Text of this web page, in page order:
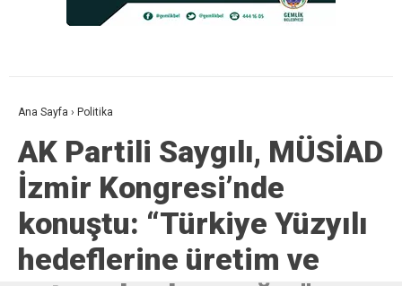
Ana Sayfa › Politika
AK Partili Saygılı, MÜSİAD
İzmir Kongresi’nde
konuştu: “Türkiye Yüzyılı
hedeflerine üretim ve